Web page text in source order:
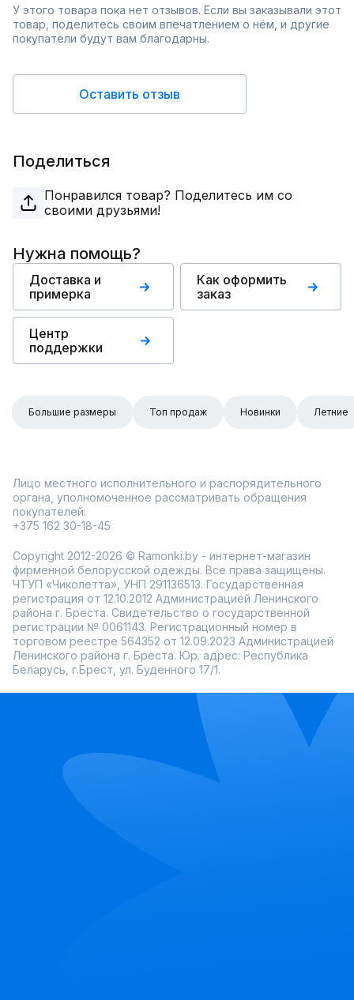
У этого товара пока нет отзывов. Если вы заказывали этот
товар, поделитесь своим впечатлением о нём, и другие
покупатели будут вам благодарны.
Оставить отзыв
Поделиться
Понравился товар? Поделитесь им со
своими друзьями!
Нужна помощь?
Доставка и
примерка
Как оформить
заказ
Центр
поддержки
Большие размеры Топ продаж Новинки Летние
Лицо местного исполнительного и распорядительного
органа, уполномоченное рассматривать обращения
покупателей:
+375 162 30-18-45
Copyright 2012-2026 © Ramonki.by - интернет-магазин
фирменной белорусской одежды. Все права защищены.
ЧТУП «Чиколетта», УНП 291136513. Государственная
регистрация от 12.10.2012 Администрацией Ленинского
района г. Бреста. Свидетельство о государственной
регистрации № 0061143. Регистрационный номер в
торговом реестре 564352 от 12.09.2023 Администрацией
Ленинского района г. Бреста. Юр. адрес: Республика
Беларусь, г.Брест, ул. Буденного 17/1.